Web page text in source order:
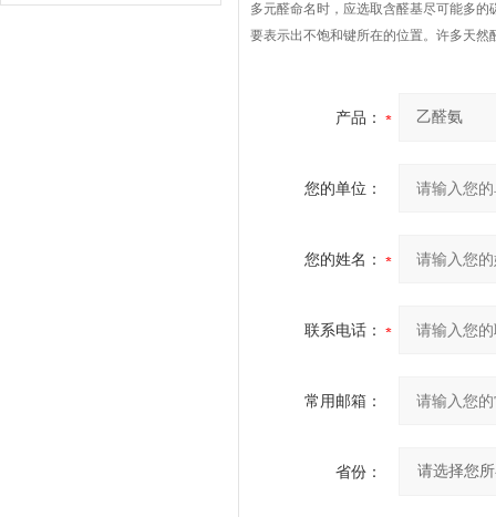
多元醛命名时，应选取含醛基尽可能多
要表示出不饱和键所在的位置。许多天
产品：
您的单位：
您的姓名：
联系电话：
常用邮箱：
省份：